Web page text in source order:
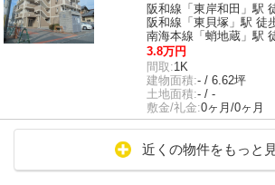
阪和線「東岸和田」駅
阪和線「東貝塚」駅 徒
南海本線「蛸地蔵」駅
3.8万円
間取:1K
建物面積:- / 6.62坪
土地面積:- / -
敷金/礼金:0ヶ月/0ヶ月
近くの物件をもっと